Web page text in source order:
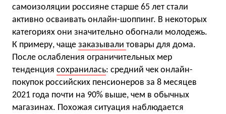
самоизоляции россияне старше 65 лет стали
активно осваивать онлайн-шоппинг. В некоторых
категориях они значительно обогнали молодежь.
К примеру, чаще заказывали товары для дома.
После ослабления ограничительных мер
тенденция сохранилась: средний чек онлайн-
покупок российских пенсионеров за 8 месяцев
2021 года почти на 90% выше, чем в обычных
магазинах. Похожая ситуация наблюдается